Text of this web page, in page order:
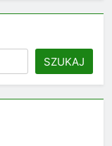
SZUKAJ